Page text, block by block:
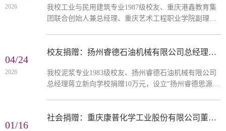
2026
我校工业与民用建筑专业1987级校友、重庆港鑫教育集
团联合创始人兼总经理、重庆艺术工程职业学院副理事
04/24
2026
校友捐赠：扬州睿德石油机械有限公司总经理蒋立新向学校捐赠人民币10万元
我校泥浆专业1983级校友、扬州睿德石油机械有限公司
总经理蒋立新向学校捐赠10万元，设立“扬州睿德思源石
01/16
社会捐赠：重庆康普化学工业股份有限公司董事长邹潜、常务副总经理徐志刚向学校捐赠总价值20...